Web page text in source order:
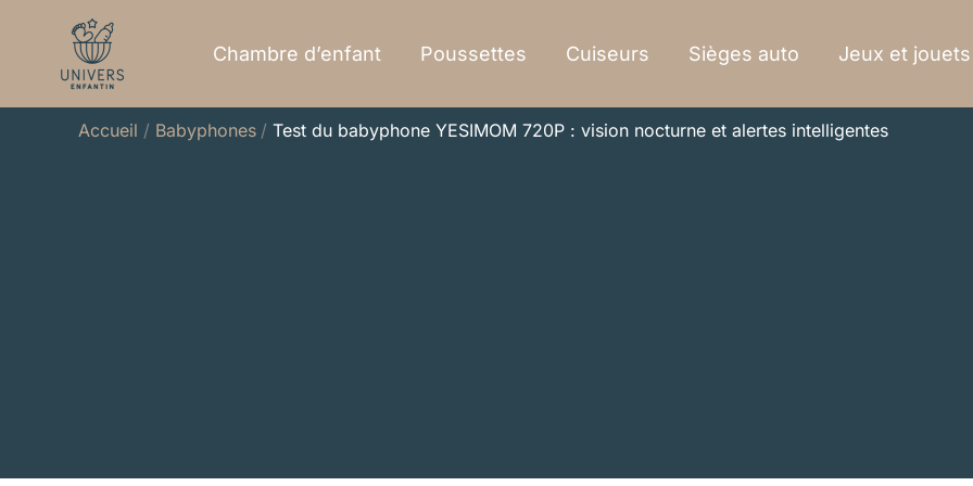
contenu
Chambre d’enfant Poussettes Cuiseurs Sièges auto Jeux et jouets
Accueil Babyphones Test du babyphone YESIMOM 720P : vision nocturne et alertes intelligentes